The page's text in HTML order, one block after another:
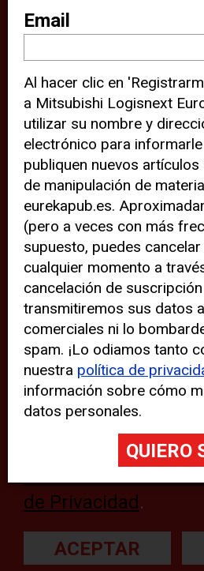
sitio web (por
información de
terceras partes
cookies en su
rastrear su
internet. Al hacer clic
significa que está de
uso de cookies
terceros para tener
óptima en nuestro
elige “Declinar” el
analíticas y de
terceras partes
comportamiento en
web, aunque
problemas técnicos
web. Para obtener
información, lea
de Privacidad .
ACEPTAR
Email
Al hacer clic en
a Mitsubishi Logisnext
utilizar su nombre y
electrónico para
publiquen nuevos
de manipulación de
eurekapub.es.
(pero a veces con más
supuesto, puedes
cualquier momento a
cancelación de
transmitiremos sus datos
comerciales ni lo
spam. ¡Lo odiamos tanto
nuestra política de
información sobre cómo
datos personales.